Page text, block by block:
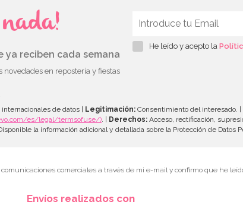
ya reciben cada semana
novedades en repostería y fiestas
He leído y acepto la
de datos | Legitimación: Consentimiento del interesado. |
es/legal/termsofuse/) . | Derechos: Acceso, rectificación,
la información adicional y detallada sobre la Protección de Datos
comerciales a través de mi e-mail y confirmo que he
Envíos realizados con